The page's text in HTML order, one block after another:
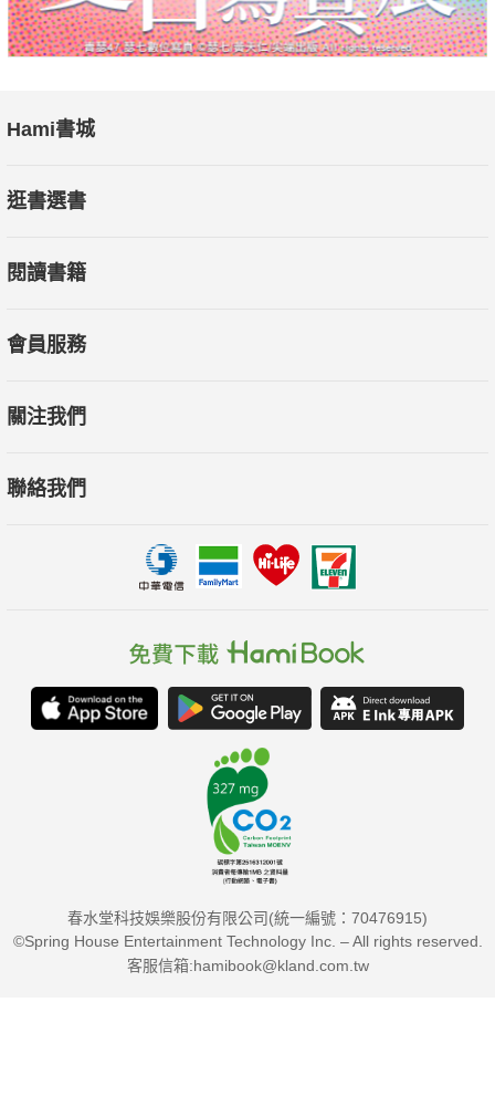
Hami書城
逛書選書
閱讀書籍
會員服務
關注我們
聯絡我們
春水堂科技娛樂股份有限公司(統一編號：70476915)
©Spring House Entertainment Technology Inc. – All rights reserved.
客服信箱:hamibook@kland.com.tw